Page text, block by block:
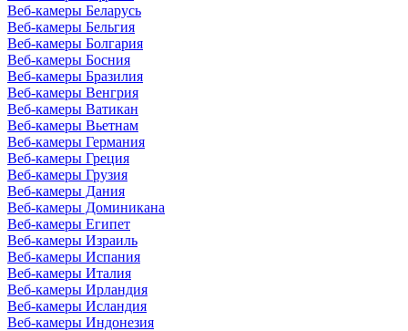
Веб-камеры Беларусь
Веб-камеры Бельгия
Веб-камеры Болгария
Веб-камеры Босния
Веб-камеры Бразилия
Веб-камеры Венгрия
Веб-камеры Ватикан
Веб-камеры Вьетнам
Веб-камеры Германия
Веб-камеры Греция
Веб-камеры Грузия
Веб-камеры Дания
Веб-камеры Доминикана
Веб-камеры Египет
Веб-камеры Израиль
Веб-камеры Испания
Веб-камеры Италия
Веб-камеры Ирландия
Веб-камеры Исландия
Веб-камеры Индонезия